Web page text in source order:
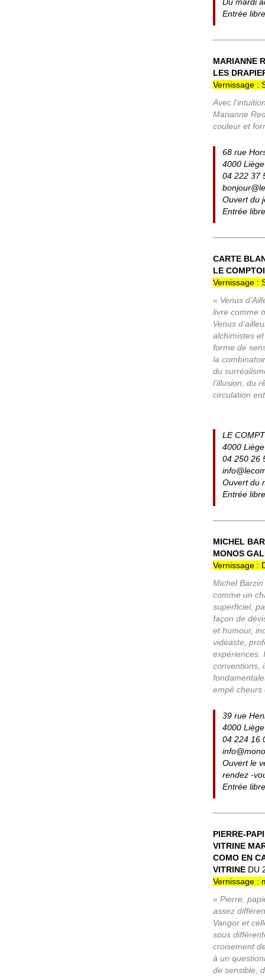
Entrée libre
MARIANNE
LES
Vernissage :
Avec
Marianne
couleur et
68 rue
4000 Liège
04 222 37
Ouvert du
Entrée libre
CARTE
LE
Vernissage :
« Venus
livre comme
Venus
alchimistes
forme de
la
du
l’illusion, du
circulation
LE
4000 Liège
04 250 26
Ouvert du
Entrée libre
MICHEL
MONOS
Vernissage :
Michel
comme un
superficiel,
façon de
et humour,
vidéaste,
expériences.
conventions,
empê.cheurs
39 rue
4000 Liège
04 224 16
Ouvert le
rendez -
Entrée libre
PIERRE-
VITRINE
COMO EN
VITRINE DU
Vernissage :
« Pierre,
assez
Vangor et
sous
croisement
à un
de sensible,